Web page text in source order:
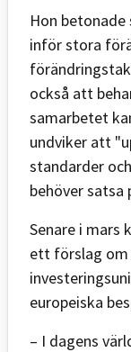
Hon
inför stora
också att
samarbetet
undviker att
standarder
behöver satsa
Senare i mars
ett förslag om
europeiska
– I dagens